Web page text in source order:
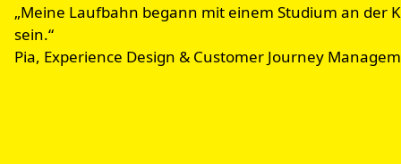
„Meine Laufbahn begann mit einem Studium an der
sein.“
Pia, Experience Design & Customer Journey